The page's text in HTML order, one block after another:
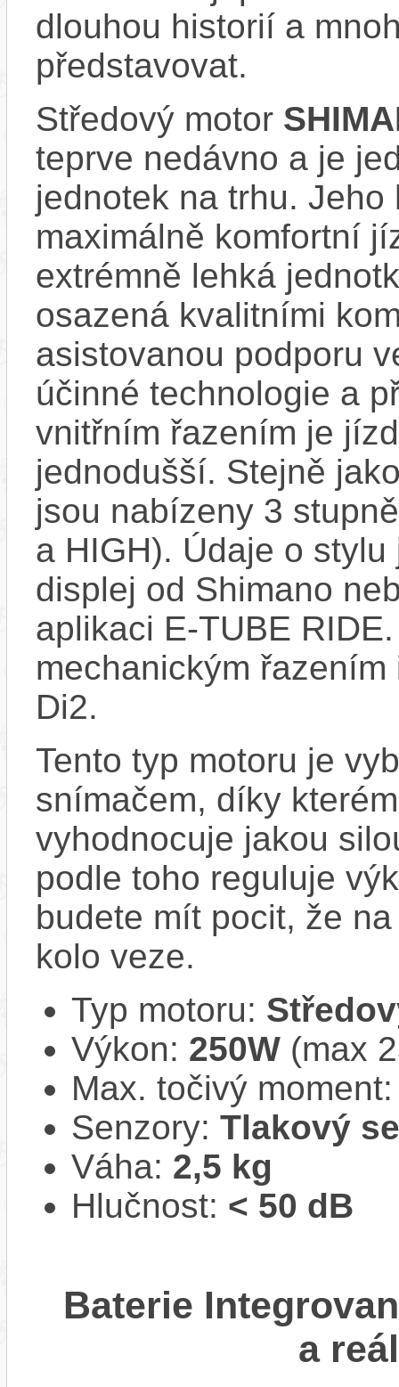
dlouhou historií a
představovat.
Středový motor
teprve nedávno a je
jednotek na trhu.
maximálně komfortní
extrémně lehká
osazená kvalitními
asistovanou podporu
účinné technologie a
vnitřním řazením je
jednodušší. Stejně
jsou nabízeny 3
a HIGH). Údaje o
displej od Shimano
aplikaci E-TUBE
mechanickým
Di2.
Tento typ motoru je
snímačem, díky
vyhodnocuje jakou
podle toho reguluje
budete mít pocit, že
kolo veze.
Typ motoru:
Výkon: 250W (max
Max. točivý
Senzory: Tlakový
Váha: 2,5 kg
Hlučnost: < 50 dB
Baterie
a